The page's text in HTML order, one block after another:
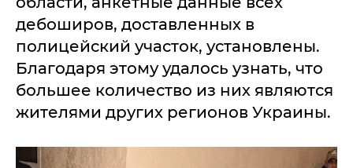
дебоширов, доставленных в
полицейский участок, установлены.
Благодаря этому удалось узнать, что
большее количество из них являются
жителями других регионов Украины.